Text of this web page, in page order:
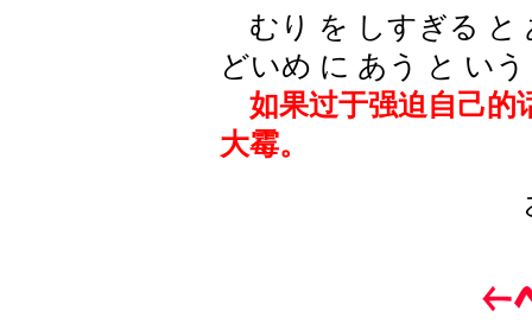
むり を しすぎる と
どいめ に あう と い
如果过于强迫自己的
大霉。